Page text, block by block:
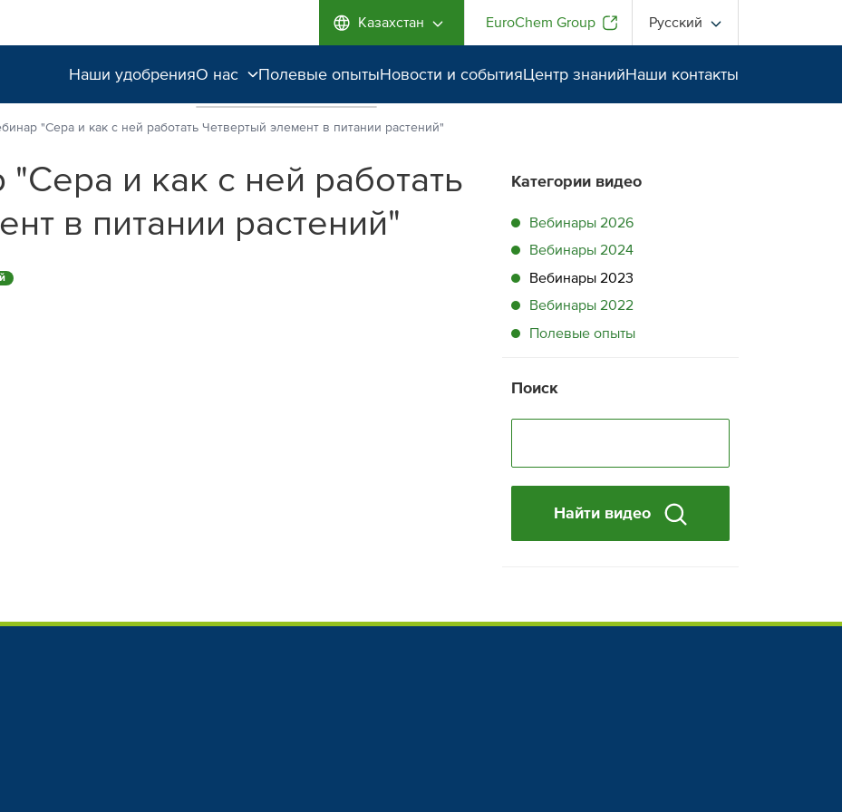
Казахстан EuroChem Group Русский
Наши удобренияО нас
Наши возможности
Качество от лидера
рынка
Забота об экологии
Полевые опытыНовости и событияЦентр знанийНаши контакты
"Сера и как с ней работать Четвертый элемент в питании растений"
и как с ней работать
в питании растений"
Категории видео
Вебинары 2026
Вебинары 2024
Вебинары 2023
Вебинары 2022
Полевые опыты
Поиск
Найти видео